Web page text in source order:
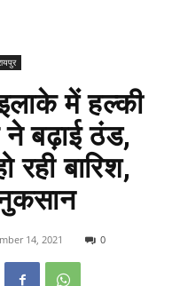
में हल्की
बढ़ाई ठंड,
बारिश,
14, 2021 0